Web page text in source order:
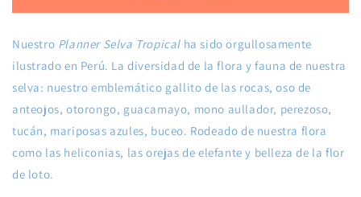
Nuestro Planner Selva Tropical ha sido orgullosamente
ilustrado en Perú. La diversidad de la flora y fauna de nuestra
selva: nuestro emblemático gallito de las rocas, oso de
anteojos, otorongo, guacamayo, mono aullador, perezoso,
tucán, mariposas azules, buceo. Rodeado de nuestra flora
como las heliconias, las orejas de elefante y belleza de la flor
de loto.